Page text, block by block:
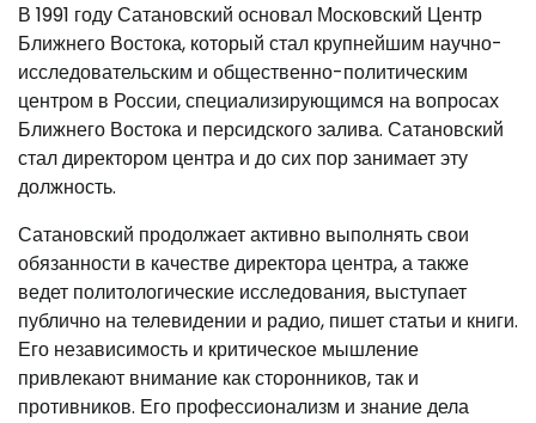
В 1991 году Сатановский основал Московский Центр
Ближнего Востока, который стал крупнейшим научно-
исследовательским и общественно-политическим
центром в России, специализирующимся на вопросах
Ближнего Востока и персидского залива. Сатановский
стал директором центра и до сих пор занимает эту
должность.
Сатановский продолжает активно выполнять свои
обязанности в качестве директора центра, а также
ведет политологические исследования, выступает
публично на телевидении и радио, пишет статьи и книги.
Его независимость и критическое мышление
привлекают внимание как сторонников, так и
противников. Его профессионализм и знание дела